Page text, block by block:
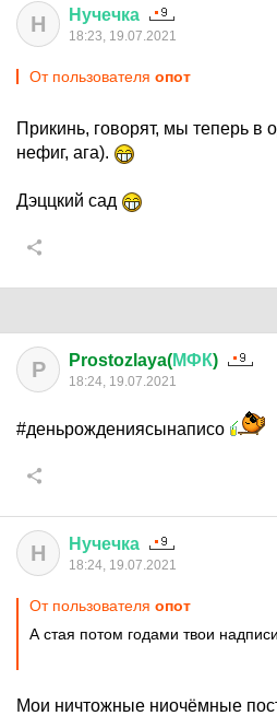
Н Нучечка
18:23, 19.07.2021
От пользователя опот
Прикинь, говорят, мы теперь в
нефиг, ага).
Дэццкий сад
P Prostozlaya(МФК)
18:24, 19.07.2021
#деньрождениясынаписо
Н Нучечка
18:24, 19.07.2021
От пользователя опот
А стая потом годами твои
Мои ничтожные ниочёмные